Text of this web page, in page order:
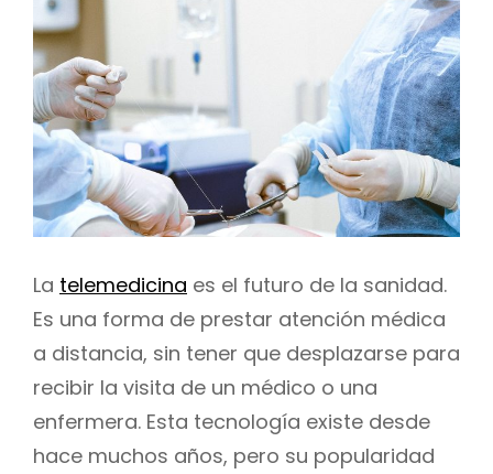
La telemedicina es el futuro de la sanidad.
Es una forma de prestar atención médica
a distancia, sin tener que desplazarse para
recibir la visita de un médico o una
enfermera. Esta tecnología existe desde
hace muchos años, pero su popularidad